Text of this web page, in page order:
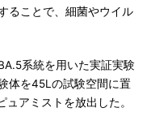
ることで、細菌やウイル
系統を用いた実証実験
体を45Lの試験空間に置
アミストを放出した。